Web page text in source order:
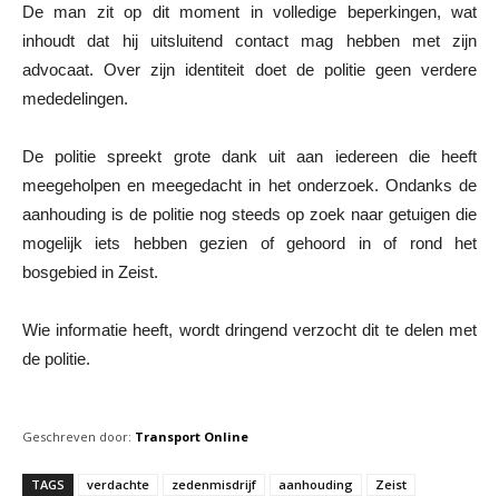
De man zit op dit moment in volledige beperkingen, wat
inhoudt dat hij uitsluitend contact mag hebben met zijn
advocaat. Over zijn identiteit doet de politie geen verdere
mededelingen.
De politie spreekt grote dank uit aan iedereen die heeft
meegeholpen en meegedacht in het onderzoek. Ondanks de
aanhouding is de politie nog steeds op zoek naar getuigen die
mogelijk iets hebben gezien of gehoord in of rond het
bosgebied in Zeist.
Wie informatie heeft, wordt dringend verzocht dit te delen met
de politie.
Geschreven door: Transport Online
TAGS verdachte zedenmisdrijf aanhouding Zeist